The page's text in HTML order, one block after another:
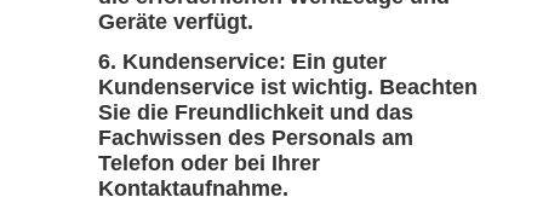
Geräte verfügt.
Kundenservice: Ein guter
Kundenservice ist wichtig. Beachten
Sie die Freundlichkeit und das
Fachwissen des Personals am
Telefon oder bei Ihrer
Kontaktaufnahme.